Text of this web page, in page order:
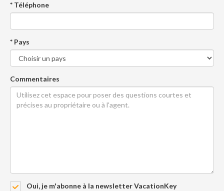
* Téléphone
* Pays
Commentaires
Oui, je m'abonne à la newsletter VacationKey